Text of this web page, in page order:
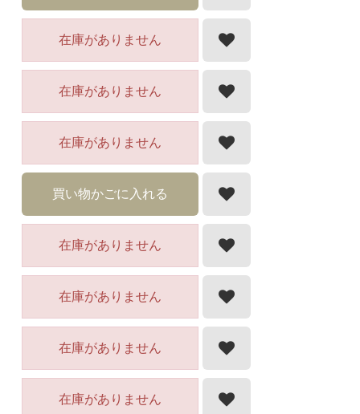
在庫がありません
在庫がありません
在庫がありません
買い物かごに入れる
在庫がありません
在庫がありません
在庫がありません
在庫がありません